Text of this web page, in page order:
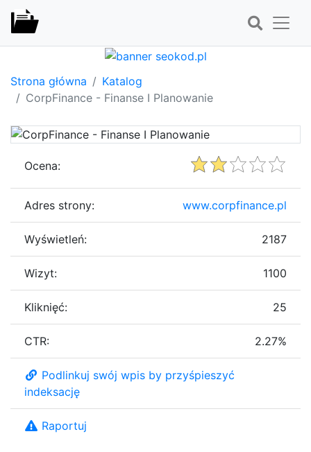
Strona główna
Katalog
CorpFinance - Finanse I Planowanie
Ocena:
Adres strony: www.corpfinance.pl
Wyświetleń: 2187
Wizyt: 1100
Kliknięć: 25
CTR: 2.27%
Podlinkuj swój wpis by przyśpieszyć
indeksację
Raportuj